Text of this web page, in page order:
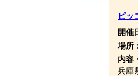
ピッ
開催
場所
内容
兵庫